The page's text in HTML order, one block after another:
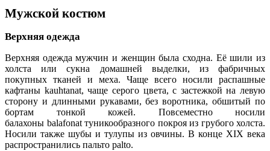
Мужской костюм
Верхняя одежда
Верхняя одежда мужчин и женщин была сходна. Её шили из
холста или сукна домашней выделки, из фабричных
покупных тканей и меха. Чаще всего носили распашные
кафтаны kauhtanat, чаще серого цвета, с застежкой на левую
сторону и длинными рукавами, без воротника, обшитый по
бортам тонкой кожей. Повсеместно носили
балахоны balafonat туникообразного покроя из грубого холста.
Носили также шубы и тулупы из овчины. В конце XIX века
распространились пальто palto.